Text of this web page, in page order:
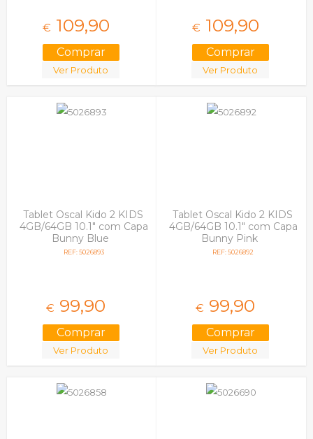
€ 109,90
Ver Produto
€ 109,90
Ver Produto
Tablet Oscal Kido 2 KIDS
4GB/64GB 10.1" com Capa
Bunny Blue
REF: 5026893
€ 99,90
Ver Produto
Tablet Oscal Kido 2 KIDS
4GB/64GB 10.1" com Capa
Bunny Pink
REF: 5026892
€ 99,90
Ver Produto